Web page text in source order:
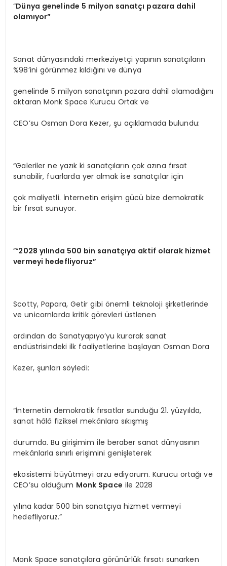
“Dünya genelinde 5 milyon sanatçı pazara dahil
olamıyor”
Sanat dünyasındaki merkeziyetçi yapının sanatçıların
%98’ini görünmez kıldığını ve dünya
genelinde 5 milyon sanatçının pazara dahil olamadığını
aktaran Monk Space Kurucu Ortak ve
CEO’su Osman Dora Kezer, şu açıklamada bulundu:
“Galeriler ne yazık ki sanatçıların çok azına fırsat
sunabilir, fuarlarda yer almak ise sanatçılar için
çok maliyetli. İnternetin erişim gücü bize demokratik
bir fırsat sunuyor.
”“2028 yılında 500 bin sanatçıya aktif olarak hizmet
vermeyi hedefliyoruz”
Scotty, Papara, Getir gibi önemli teknoloji şirketlerinde
ve unicornlarda kritik görevleri üstlenen
ardından da Sanatyapıyo’yu kurarak sanat
endüstrisindeki ilk faaliyetlerine başlayan Osman Dora
Kezer, şunları söyledi:
“İnternetin demokratik fırsatlar sunduğu 21. yüzyılda,
sanat hâlâ fiziksel mekânlara sıkışmış
durumda. Bu girişimim ile beraber sanat dünyasının
mekânlarla sınırlı erişimini genişleterek
ekosistemi büyütmeyi arzu ediyorum. Kurucu ortağı ve
CEO’su olduğum Monk Space ile 2028
yılına kadar 500 bin sanatçıya hizmet vermeyi
hedefliyoruz.”
Monk Space sanatçılara görünürlük fırsatı sunarken